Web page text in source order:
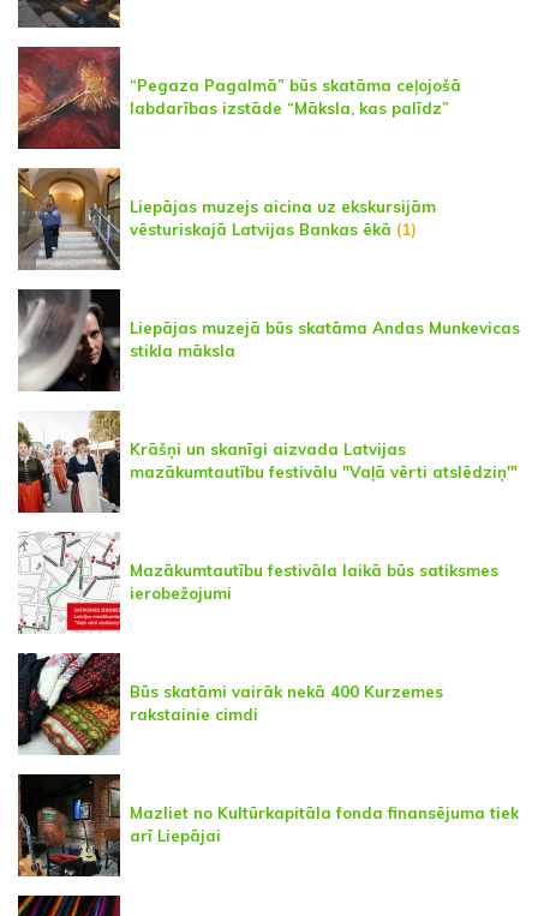
“Pegaza Pagalmā” būs skatāma ceļojošā
labdarības izstāde “Māksla, kas palīdz”
Liepājas muzejs aicina uz ekskursijām
vēsturiskajā Latvijas Bankas ēkā (1)
Liepājas muzejā būs skatāma Andas Munkevicas
stikla māksla
Krāšņi un skanīgi aizvada Latvijas
mazākumtautību festivālu "Vaļā vērti atslēdziņ'"
Mazākumtautību festivāla laikā būs satiksmes
ierobežojumi
Būs skatāmi vairāk nekā 400 Kurzemes
rakstainie cimdi
Mazliet no Kultūrkapitāla fonda finansējuma tiek
arī Liepājai